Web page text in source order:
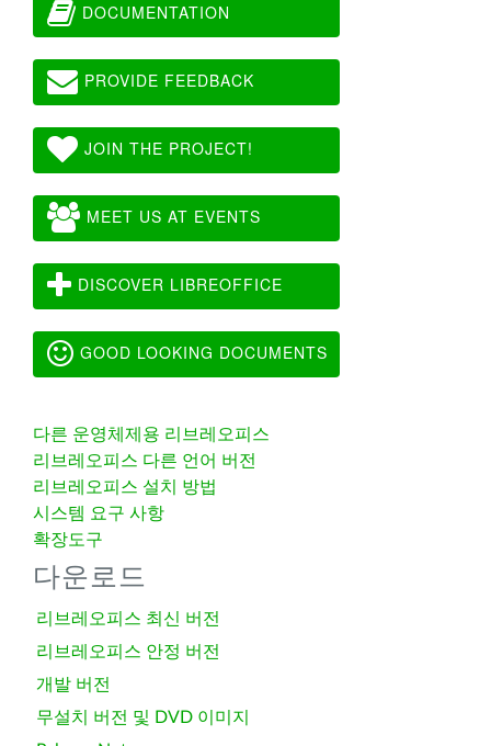
DOCUMENTATION
PROVIDE FEEDBACK
JOIN THE PROJECT!
MEET US AT EVENTS
DISCOVER LIBREOFFICE
GOOD LOOKING DOCUMENTS
다른 운영체제용 리브레오피스
리브레오피스 다른 언어 버전
리브레오피스 설치 방법
시스템 요구 사항
확장도구
다운로드
리브레오피스 최신 버전
리브레오피스 안정 버전
개발 버전
무설치 버전 및 DVD 이미지